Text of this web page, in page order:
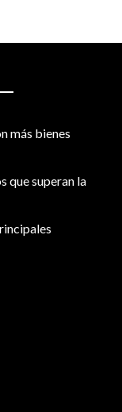
más bienes
que superan la